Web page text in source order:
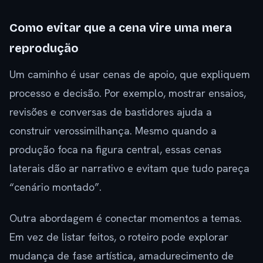
Como evitar que a cena vire uma mera
reprodução
Um caminho é usar cenas de apoio, que expliquem
processo e decisão. Por exemplo, mostrar ensaios,
revisões e conversas de bastidores ajuda a
construir verossimilhança. Mesmo quando a
produção foca na figura central, essas cenas
laterais dão ar narrativo e evitam que tudo pareça
“cenário montado”.
Outra abordagem é conectar momentos a temas.
Em vez de listar feitos, o roteiro pode explorar
mudança de fase artística, amadurecimento de